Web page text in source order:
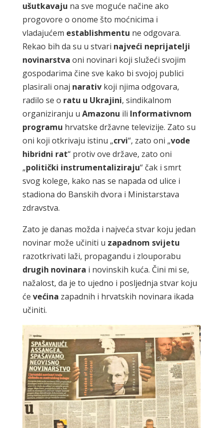
ušutkavaju na sve moguće načine ako
progovore o onome što moćnicima i
vladajućem establishmentu ne odgovara.
Rekao bih da su u stvari najveći neprijatelji
novinarstva oni novinari koji služeći svojim
gospodarima čine sve kako bi svojoj publici
plasirali onaj narativ koji njima odgovara,
radilo se o ratu u Ukrajini, sindikalnom
organiziranju u Amazonu ili Informativnom
programu hrvatske državne televizije. Zato su
oni koji otkrivaju istinu „crvi“, zato oni „vode
hibridni rat“ protiv ove države, zato oni
„politički instrumentaliziraju“ čak i smrt
svog kolege, kako nas se napada od ulice i
stadiona do Banskih dvora i Ministarstava
zdravstva.
Zato je danas možda i najveća stvar koju jedan
novinar može učiniti u zapadnom svijetu
razotkrivati laži, propagandu i zlouporabu
drugih novinara i novinskih kuća. Čini mi se,
nažalost, da je to ujedno i posljednja stvar koju
će većina zapadnih i hrvatskih novinara ikada
učiniti.